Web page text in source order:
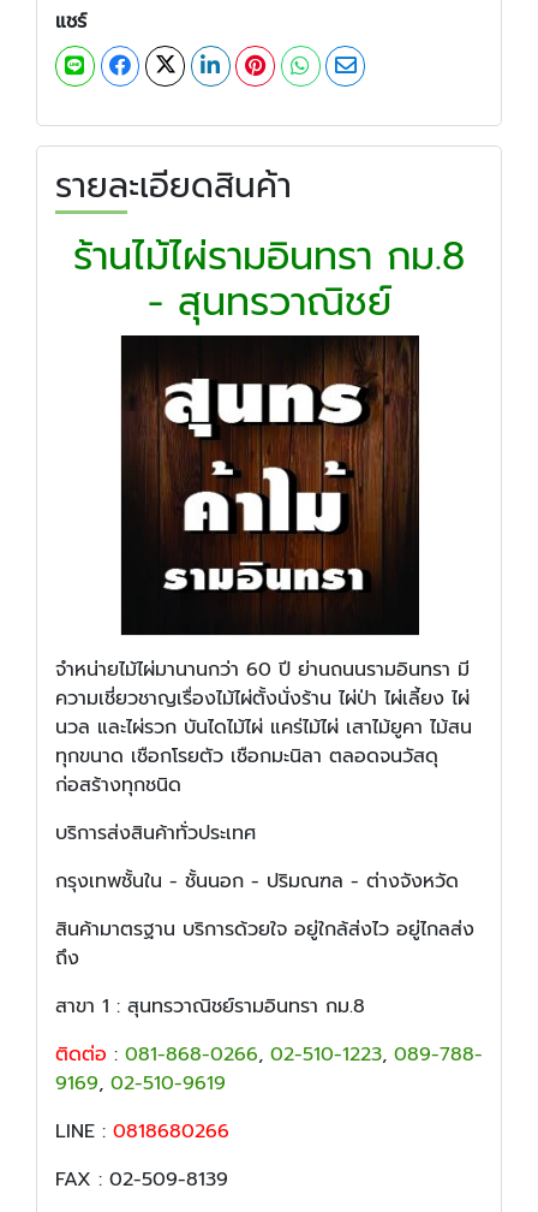
แชร์
รายละเอียดสินค้า
ร้านไม้ไผ่รามอินทรา กม.8
- สุนทรวาณิชย์
จำหน่ายไม้ไผ่มานานกว่า 60 ปี ย่านถนนรามอินทรา มี
ความเชี่ยวชาญเรื่องไม้ไผ่ตั้งนั่งร้าน ไผ่ป่า ไผ่เลี้ยง ไผ่
นวล และไผ่รวก บันไดไม้ไผ่ แคร่ไม้ไผ่ เสาไม้ยูคา ไม้สน
ทุกขนาด เชือกโรยตัว เชือกมะนิลา ตลอดจนวัสดุ
ก่อสร้างทุกชนิด
บริการส่งสินค้าทั่วประเทศ
กรุงเทพชั้นใน - ชั้นนอก - ปริมณฑล - ต่างจังหวัด
สินค้ามาตรฐาน บริการด้วยใจ อยู่ใกล้ส่งไว อยู่ไกลส่ง
ถึง
สาขา 1 : สุนทรวาณิชย์รามอินทรา กม.8
ติดต่อ : 081-868-0266, 02-510-1223, 089-788-
9169, 02-510-9619
LINE : 0818680266
FAX : 02-509-8139